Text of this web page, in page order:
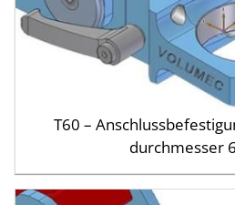
T60 –
durchmesser